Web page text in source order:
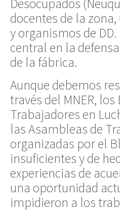
Desocupados
docentes de la
y organismos de
central en la
de la fábrica.
Aunque debemos
través del MNER,
Trabajadores en
las Asambleas de
organizadas por el
insuficientes y de
experiencias de
una oportunidad
impidieron a los